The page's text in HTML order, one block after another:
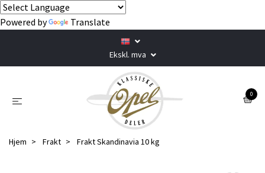
Powered by Translate
Ekskl. mva
0
Hjem Frakt Frakt Skandinavia 10 kg